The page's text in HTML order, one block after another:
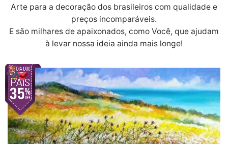
Arte para a decoração dos brasileiros com qualidade e
preços incomparáveis.
E são milhares de apaixonados, como Você, que ajudam
à levar nossa ideia ainda mais longe!